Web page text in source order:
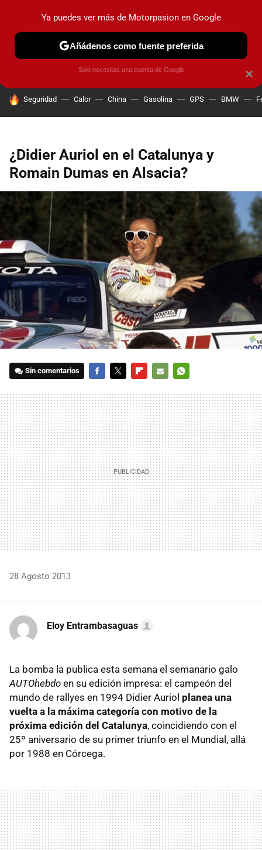
PRUEBAS COCHES ELÉCTRICOS OBSERVATORIO
HOY SE HABLA DE
Seguridad Calor China Gasolina GPS BMW
¿Didier Auriol en el Catalunya y
Romain Dumas en Alsacia?
Sin comentarios
MAIL
28 Agosto 2013
Eloy Entrambasaguas
La bomba la publica esta semana el semanario galo
AUTOhebdo en su edición impresa: el campeón del
mundo de rallyes en 1994 Didier Auriol planea una
vuelta a la máxima categoría con motivo de la
próxima edición del Catalunya, coincidiendo con el
25º aniversario de su primer triunfo en el Mundial, allá
por 1988 en Córcega.
×
Ya puedes ver más de Motorpasion en Google
Añádenos como fuente preferida
Solo necesitas una cuenta de Google